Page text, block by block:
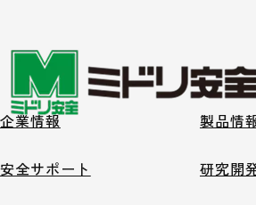
企業情報 製品情
安全サポート 研究開